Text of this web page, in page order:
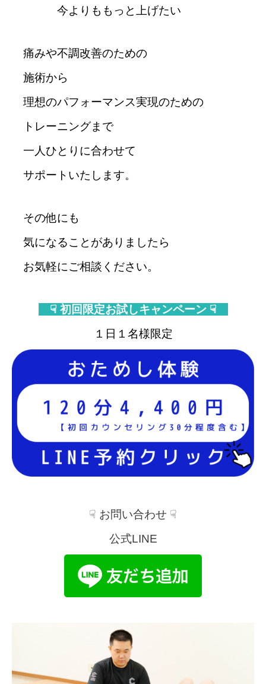
今よりももっと上げたい
痛みや不調改善のための
施術から
理想のパフォーマンス実現のための
トレーニングまで
一人ひとりに合わせて
サポートいたします。
その他にも
気になることがありましたら
お気軽にご相談ください。
☟ 初回限定お試しキャンペーン ☟
１日１名様限定
☟ お問い合わせ ☟
公式LINE